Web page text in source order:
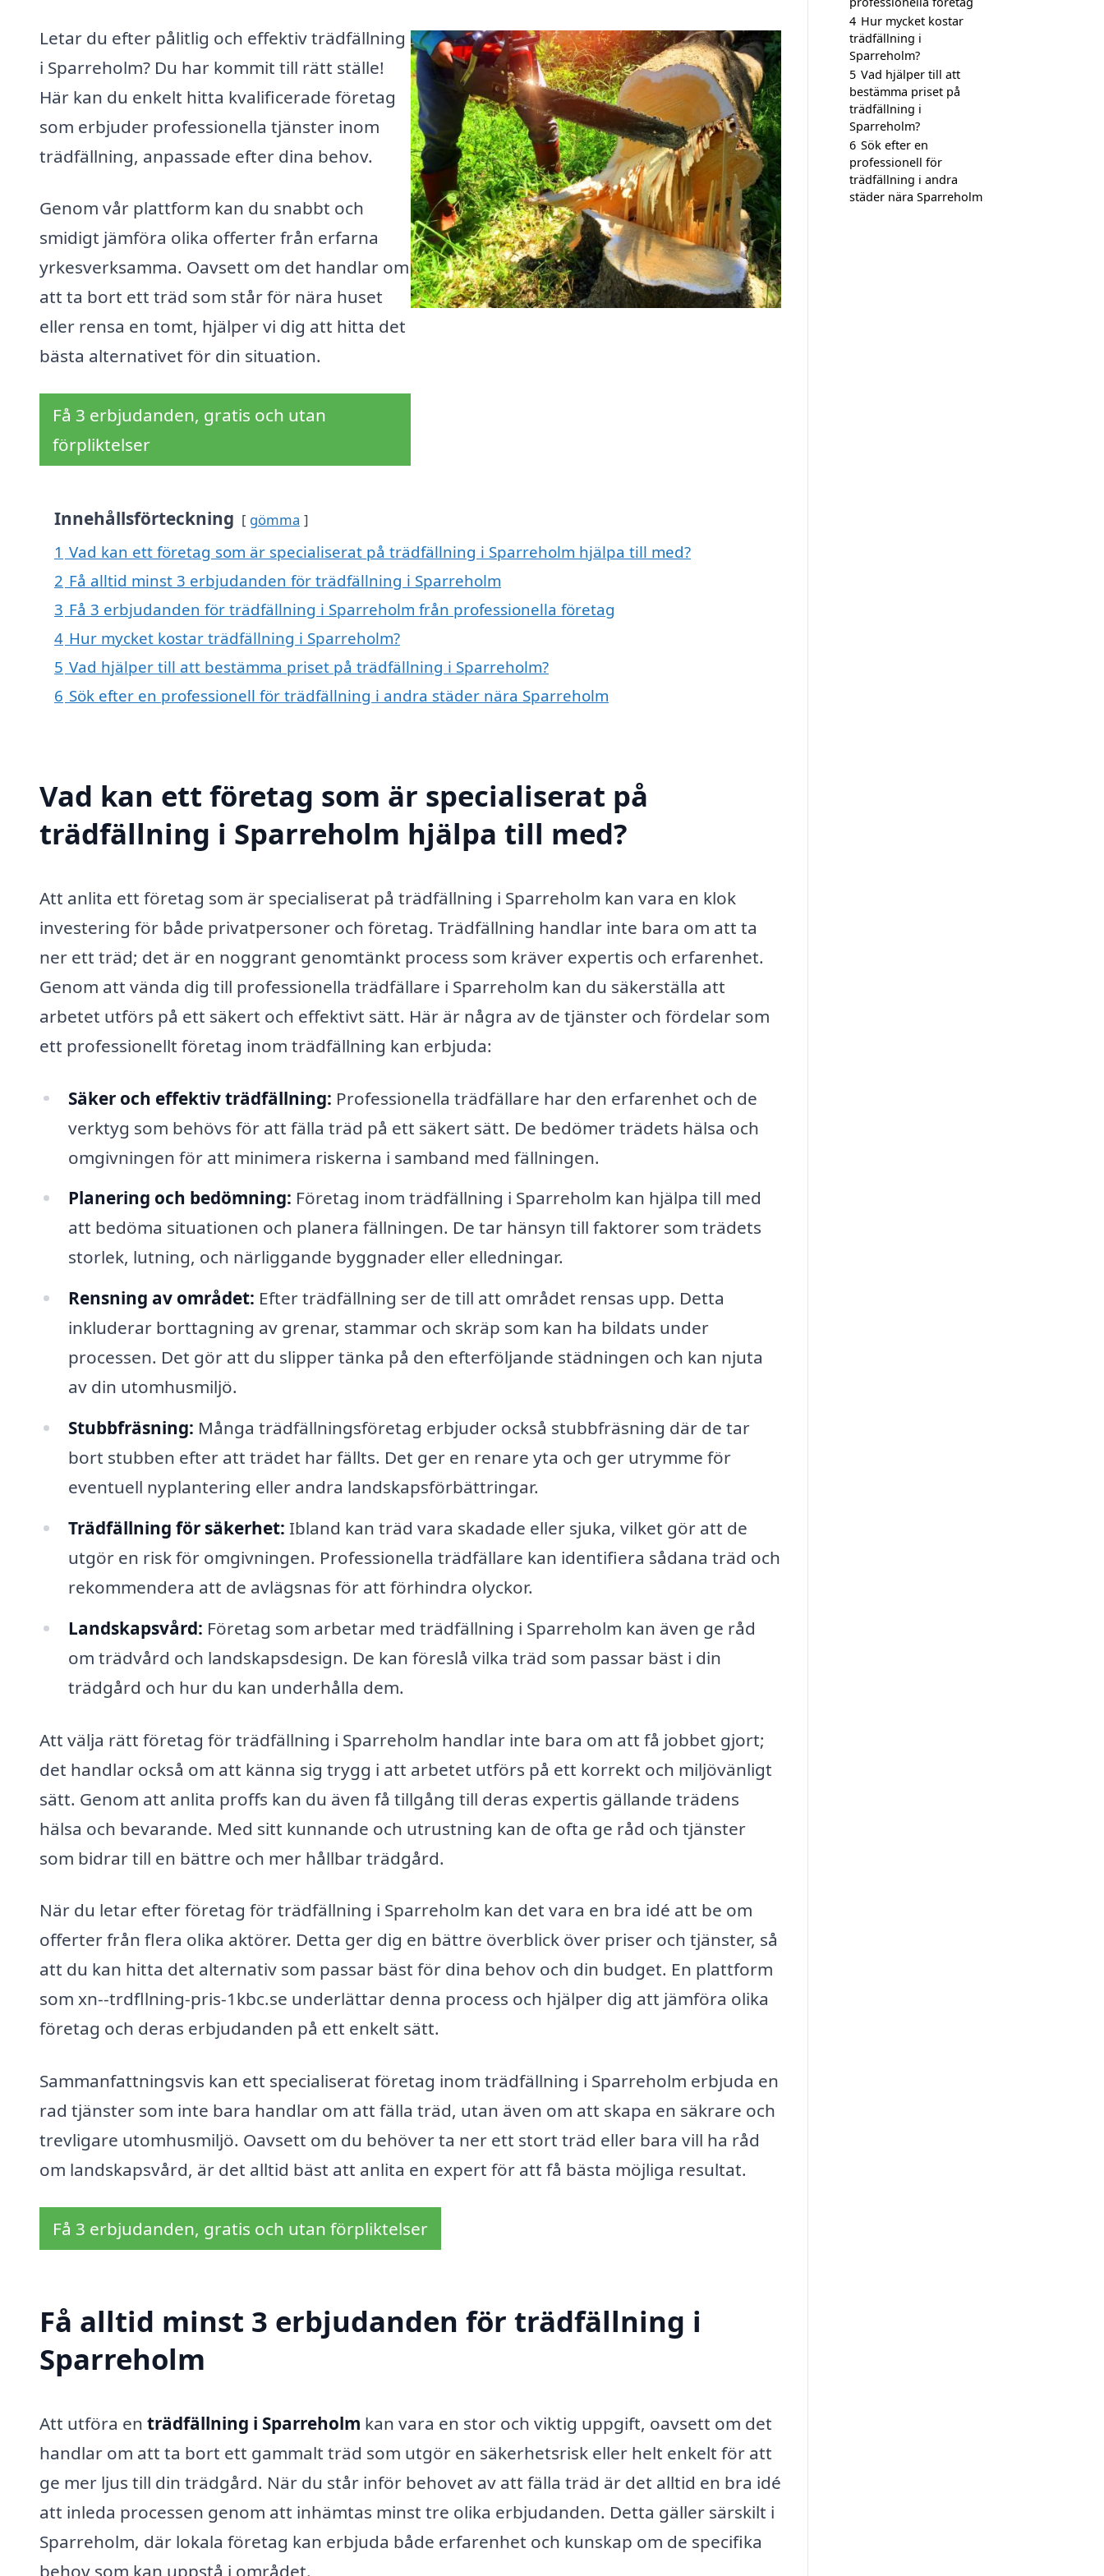
Letar du efter pålitlig och effektiv trädfällning
i Sparreholm? Du har kommit till rätt ställe!
Här kan du enkelt hitta kvalificerade företag
som erbjuder professionella tjänster inom
trädfällning, anpassade efter dina behov.
Genom vår plattform kan du snabbt och
smidigt jämföra olika offerter från erfarna
yrkesverksamma. Oavsett om det handlar om
att ta bort ett träd som står för nära huset
eller rensa en tomt, hjälper vi dig att hitta det
bästa alternativet för din situation.
Få 3 erbjudanden, gratis och utan
förpliktelser
Innehållsförteckning gömma
1 Vad kan ett företag som är specialiserat på trädfällning i Sparreholm hjälpa till med?
2 Få alltid minst 3 erbjudanden för trädfällning i Sparreholm
3 Få 3 erbjudanden för trädfällning i Sparreholm från professionella företag
4 Hur mycket kostar trädfällning i Sparreholm?
5 Vad hjälper till att bestämma priset på trädfällning i Sparreholm?
6 Sök efter en professionell för trädfällning i andra städer nära Sparreholm
Vad kan ett företag som är specialiserat på
trädfällning i Sparreholm hjälpa till med?
Att anlita ett företag som är specialiserat på trädfällning i Sparreholm kan vara en klok
investering för både privatpersoner och företag. Trädfällning handlar inte bara om att ta
ner ett träd; det är en noggrant genomtänkt process som kräver expertis och erfarenhet.
Genom att vända dig till professionella trädfällare i Sparreholm kan du säkerställa att
arbetet utförs på ett säkert och effektivt sätt. Här är några av de tjänster och fördelar som
ett professionellt företag inom trädfällning kan erbjuda:
Säker och effektiv trädfällning: Professionella trädfällare har den erfarenhet och de
verktyg som behövs för att fälla träd på ett säkert sätt. De bedömer trädets hälsa och
omgivningen för att minimera riskerna i samband med fällningen.
Planering och bedömning: Företag inom trädfällning i Sparreholm kan hjälpa till med
att bedöma situationen och planera fällningen. De tar hänsyn till faktorer som trädets
storlek, lutning, och närliggande byggnader eller elledningar.
Rensning av området: Efter trädfällning ser de till att området rensas upp. Detta
inkluderar borttagning av grenar, stammar och skräp som kan ha bildats under
processen. Det gör att du slipper tänka på den efterföljande städningen och kan njuta
av din utomhusmiljö.
Stubbfräsning: Många trädfällningsföretag erbjuder också stubbfräsning där de tar
bort stubben efter att trädet har fällts. Det ger en renare yta och ger utrymme för
eventuell nyplantering eller andra landskapsförbättringar.
Trädfällning för säkerhet: Ibland kan träd vara skadade eller sjuka, vilket gör att de
utgör en risk för omgivningen. Professionella trädfällare kan identifiera sådana träd och
rekommendera att de avlägsnas för att förhindra olyckor.
Landskapsvård: Företag som arbetar med trädfällning i Sparreholm kan även ge råd
om trädvård och landskapsdesign. De kan föreslå vilka träd som passar bäst i din
trädgård och hur du kan underhålla dem.
Att välja rätt företag för trädfällning i Sparreholm handlar inte bara om att få jobbet gjort;
det handlar också om att känna sig trygg i att arbetet utförs på ett korrekt och miljövänligt
sätt. Genom att anlita proffs kan du även få tillgång till deras expertis gällande trädens
hälsa och bevarande. Med sitt kunnande och utrustning kan de ofta ge råd och tjänster
som bidrar till en bättre och mer hållbar trädgård.
När du letar efter företag för trädfällning i Sparreholm kan det vara en bra idé att be om
offerter från flera olika aktörer. Detta ger dig en bättre överblick över priser och tjänster, så
att du kan hitta det alternativ som passar bäst för dina behov och din budget. En plattform
som xn--trdfllning-pris-1kbc.se underlättar denna process och hjälper dig att jämföra olika
företag och deras erbjudanden på ett enkelt sätt.
Sammanfattningsvis kan ett specialiserat företag inom trädfällning i Sparreholm erbjuda en
rad tjänster som inte bara handlar om att fälla träd, utan även om att skapa en säkrare och
trevligare utomhusmiljö. Oavsett om du behöver ta ner ett stort träd eller bara vill ha råd
om landskapsvård, är det alltid bäst att anlita en expert för att få bästa möjliga resultat.
Få 3 erbjudanden, gratis och utan förpliktelser
Få alltid minst 3 erbjudanden för trädfällning i
Sparreholm
Att utföra en trädfällning i Sparreholm kan vara en stor och viktig uppgift, oavsett om det
handlar om att ta bort ett gammalt träd som utgör en säkerhetsrisk eller helt enkelt för att
ge mer ljus till din trädgård. När du står inför behovet av att fälla träd är det alltid en bra idé
att inleda processen genom att inhämtas minst tre olika erbjudanden. Detta gäller särskilt i
Sparreholm, där lokala företag kan erbjuda både erfarenhet och kunskap om de specifika
behov som kan uppstå i området.
4 Hur mycket kostar
trädfällning i
Sparreholm?
5 Vad hjälper till att
bestämma priset på
trädfällning i
Sparreholm?
6 Sök efter en
professionell för
trädfällning i andra
städer nära Sparreholm